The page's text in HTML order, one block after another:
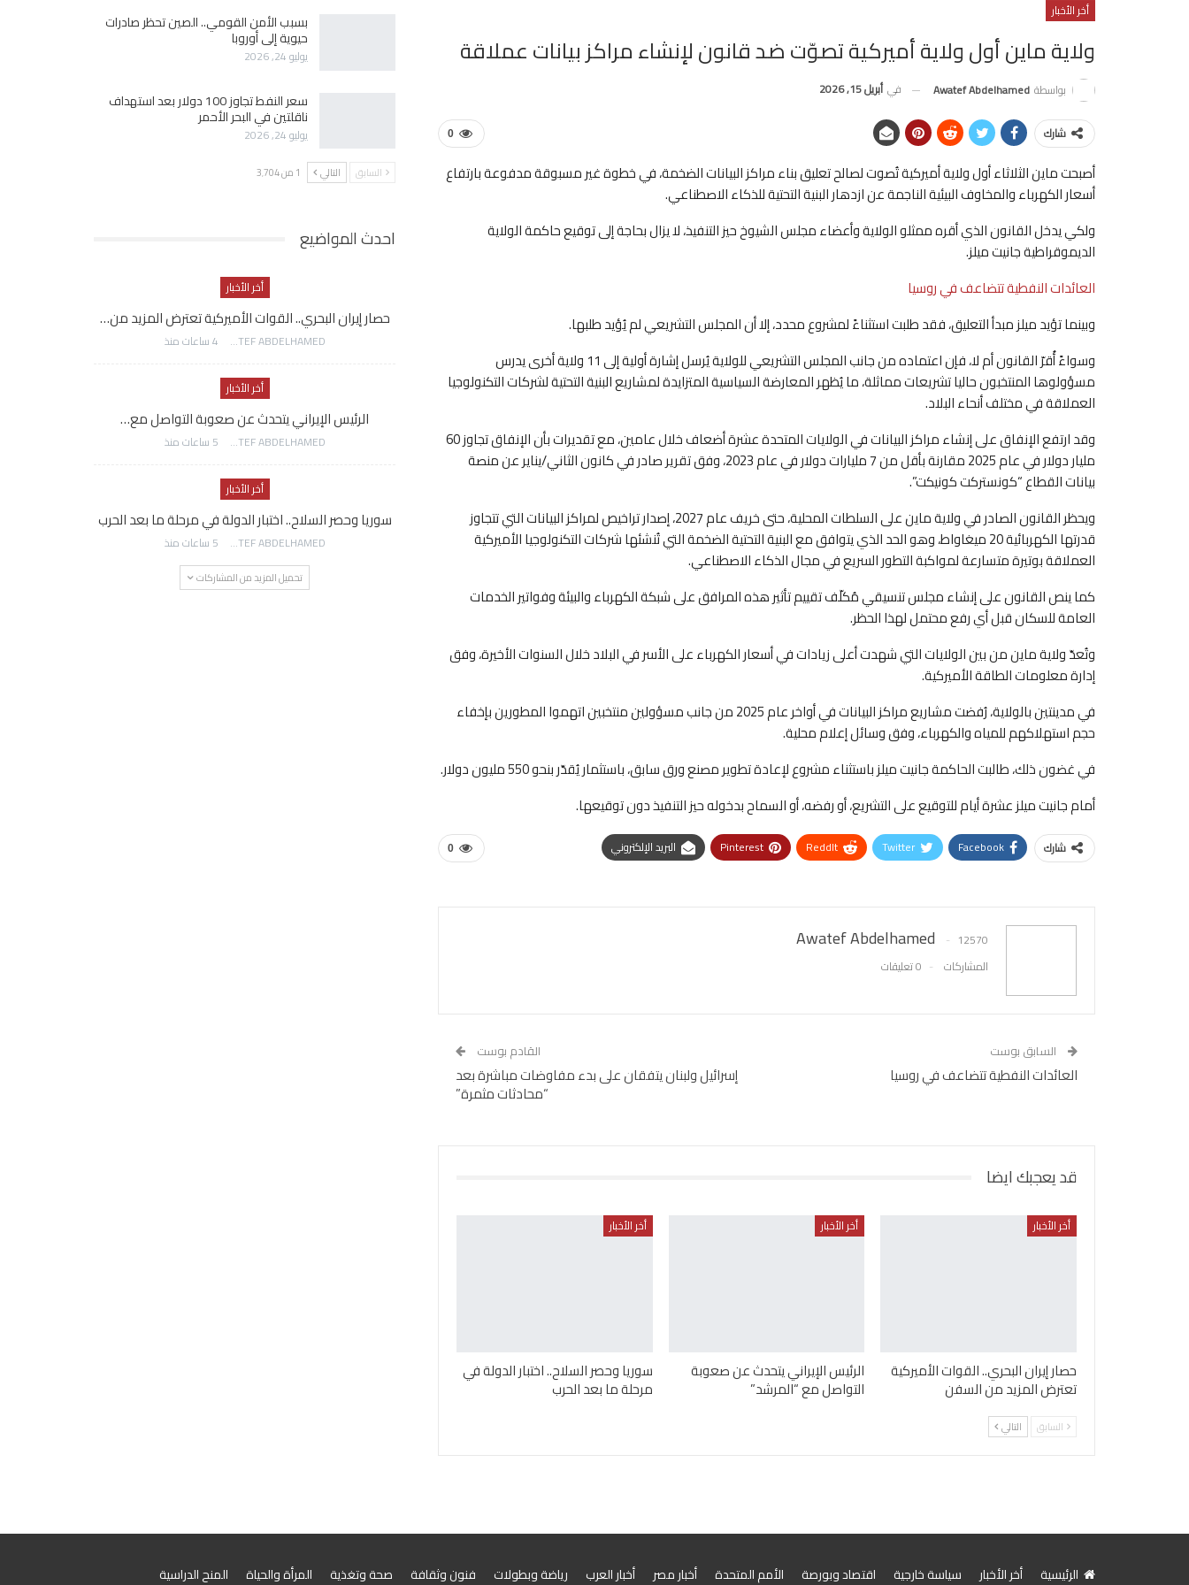
أخر الأخبار
ولاية ماين أول ولاية أميركية تصوّت ضد قانون لإنشاء مراكز بيانات عملاقة
بواسطة Awatef Abdelhamed في أبريل 15, 2026
0 شارك
أصبحت ماين الثلاثاء أول ولاية أميركية تُصوت لصالح تعليق بناء مراكز البيانات الضخمة، في خطوة غير مسبوقة مدفوعة بارتفاع
أسعار الكهرباء والمخاوف البيئية الناجمة عن ازدهار البنية التحتية للذكاء الاصطناعي.
ولكي يدخل القانون الذي أقره ممثلو الولاية وأعضاء مجلس الشيوخ حيز التنفيذ، لا يزال بحاجة إلى توقيع حاكمة الولاية
الديموقراطية جانيت ميلز.
العائدات النفطية تتضاعف في روسيا
وبينما تؤيد ميلز مبدأ التعليق، فقد طلبت استثناءً لمشروع محدد، إلا أن المجلس التشريعي لم يُؤيد طلبها.
وسواءً أُقرّ القانون أم لا، فإن اعتماده من جانب المجلس التشريعي للولاية يُرسل إشارة أولية إلى 11 ولاية أخرى يدرس
مسؤولوها المنتخبون حاليا تشريعات مماثلة، ما يُظهر المعارضة السياسية المتزايدة لمشاريع البنية التحتية لشركات التكنولوجيا
العملاقة في مختلف أنحاء البلاد.
وقد ارتفع الإنفاق على إنشاء مراكز البيانات في الولايات المتحدة عشرة أضعاف خلال عامين، مع تقديرات بأن الإنفاق تجاوز 60
مليار دولار في عام 2025 مقارنة بأقل من 7 مليارات دولار في عام 2023، وفق تقرير صادر في كانون الثاني/يناير عن منصة
بيانات القطاع “كونستركت كونيكت”.
ويحظر القانون الصادر في ولاية ماين على السلطات المحلية، حتى خريف عام 2027، إصدار تراخيص لمراكز البيانات التي تتجاوز
قدرتها الكهربائية 20 ميغاواط، وهو الحد الذي يتوافق مع البنية التحتية الضخمة التي تُنشئها شركات التكنولوجيا الأميركية
العملاقة بوتيرة متسارعة لمواكبة التطور السريع في مجال الذكاء الاصطناعي.
كما ينص القانون على إنشاء مجلس تنسيقي مُكلّف تقييم تأثير هذه المرافق على شبكة الكهرباء والبيئة وفواتير الخدمات
العامة للسكان قبل أي رفع محتمل لهذا الحظر.
وتُعدّ ولاية ماين من بين الولايات التي شهدت أعلى زيادات في أسعار الكهرباء على الأسر في البلاد خلال السنوات الأخيرة، وفق
إدارة معلومات الطاقة الأميركية.
في مدينتين بالولاية، رُفضت مشاريع مراكز البيانات في أواخر عام 2025 من جانب مسؤولين منتخبين اتهموا المطورين بإخفاء
حجم استهلاكهم للمياه والكهرباء، وفق وسائل إعلام محلية.
في غضون ذلك، طالبت الحاكمة جانيت ميلز باستثناء مشروع لإعادة تطوير مصنع ورق سابق، باستثمار يُقدّر بنحو 550 مليون دولار.
أمام جانيت ميلز عشرة أيام للتوقيع على التشريع، أو رفضه، أو السماح بدخوله حيز التنفيذ دون توقيعها.
0 شارك Facebook
Twitter
ReddIt
Pinterest البريد الإلكتروني
Awatef Abdelhamed
12570
المشاركات
0 تعليقات
السابق بوست
العائدات النفطية تتضاعف في روسيا
القادم بوست
إسرائيل ولبنان يتفقان على بدء مفاوضات مباشرة بعد
“محادثات مثمرة”
قد يعجبك ايضا
أخر الأخبار
حصار إيران البحري.. القوات الأميركية
تعترض المزيد من السفن
أخر الأخبار
الرئيس الإيراني يتحدث عن صعوبة
التواصل مع “المرشد”
أخر الأخبار
سوريا وحصر السلاح.. اختبار الدولة في
مرحلة ما بعد الحرب
السابق التالي
بسبب الأمن القومي.. الصين تحظر صادرات
حيوية إلى أوروبا
يوليو 24, 2026
سعر النفط تجاوز 100 دولار بعد استهداف
ناقلتين في البحر الأحمر
يوليو 24, 2026
السابق التالي 1 من 3٬704
احدث المواضيع
أخر الأخبار
حصار إيران البحري.. القوات الأميركية تعترض المزيد من…
AWATEF ABDELHAMED 4 ساعات منذ
أخر الأخبار
الرئيس الإيراني يتحدث عن صعوبة التواصل مع…
AWATEF ABDELHAMED 5 ساعات منذ
أخر الأخبار
سوريا وحصر السلاح.. اختبار الدولة في مرحلة ما بعد الحرب
AWATEF ABDELHAMED 5 ساعات منذ
تحميل المزيد من المشاركات
الرئيسية أخر الأخبار سياسة خارجية اقتصاد وبورصة الأمم المتحدة أخبار مصر أخبار العرب رياضة وبطولات فنون وثقافة صحة وتغذية المرأة والحياة المنح الدراسية